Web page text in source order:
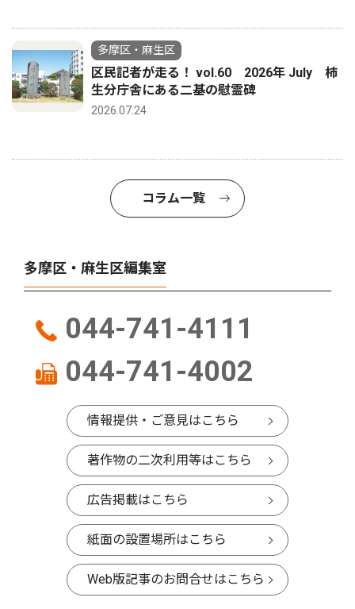
多摩区・麻生区
区民記者が走る！ vol.60 2026年 July 柿
生分庁舎にある二基の慰霊碑
2026.07.24
コラム一覧
多摩区・麻生区編集室
044-741-4111
044-741-4002
情報提供・ご意見はこちら
著作物の二次利用等はこちら
広告掲載はこちら
紙面の設置場所はこちら
Web版記事のお問合せはこちら